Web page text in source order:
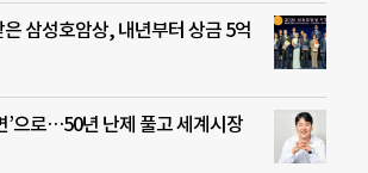
삼성호암상, 내년부터 상금 5억
’으로…50년 난제 풀고 세계시장